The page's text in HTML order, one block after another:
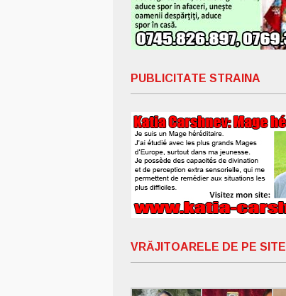
PUBLICITATE STRAINA
VRĂJITOARELE DE PE SITE